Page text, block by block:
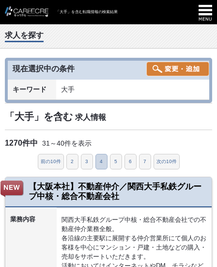
「大手」を含む転職情報の検索結果
求人を探す
現在選択中の条件
キーワード 大手
「大手」を含む 求人情報
1270件中 31～40件を表示
前の10件 2 3 4 5 6 7 次の10件
【大阪本社】不動産仲介／関西大手私鉄グルー
プ中核・総合不動産会社
業務内容
関西大手私鉄グループ中核・総合不動産会社での不
動産仲介業務全般。
各沿線の主要駅に展開する仲介営業所にて個人のお
客様を中心にマンション・戸建・土地などの購入・
売却をサポートいただきます。